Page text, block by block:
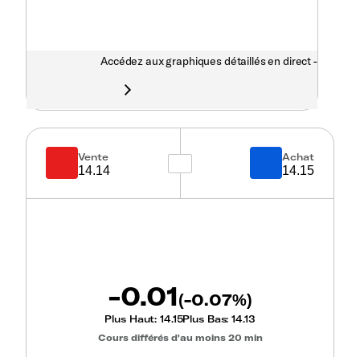
Accédez aux graphiques détaillés en direct -
Vente
14.14
Achat
14.15
-0.01(-0.07%)
Plus Haut:14.15Plus Bas:14.13
Cours différés d'au moins 20 min